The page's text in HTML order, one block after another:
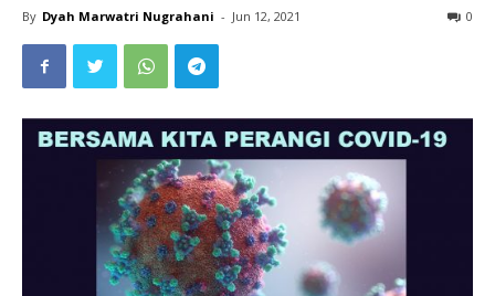
By Dyah Marwatri Nugrahani - Jun 12, 2021 0